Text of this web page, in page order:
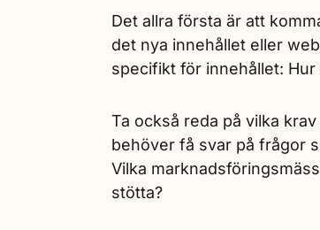
Det allra första är att
det nya innehållet eller
specifikt för innehållet:
Ta också reda på vilka
behöver få svar på frågor
Vilka
stötta?